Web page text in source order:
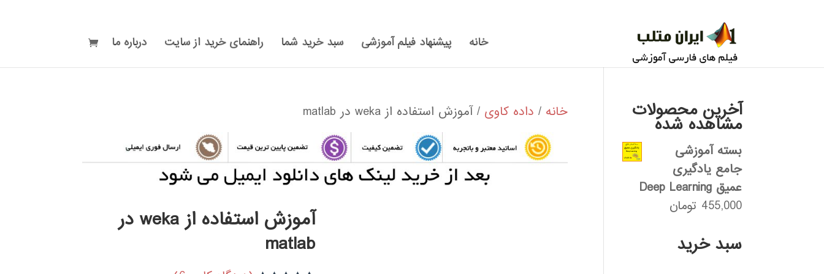
خانه پیشنهاد فیلم آموزشی سبد خرید شما راهنمای خرید از سایت درباره ما
خانه / داده کاوی / آموزش استفاده از weka در matlab
آموزش استفاده از weka در
matlab
آخرین محصولات
مشاهده شده
بسته آموزشی
جامع یادگیری
عمیق Deep Learning
455,000 تومان
سبد خرید